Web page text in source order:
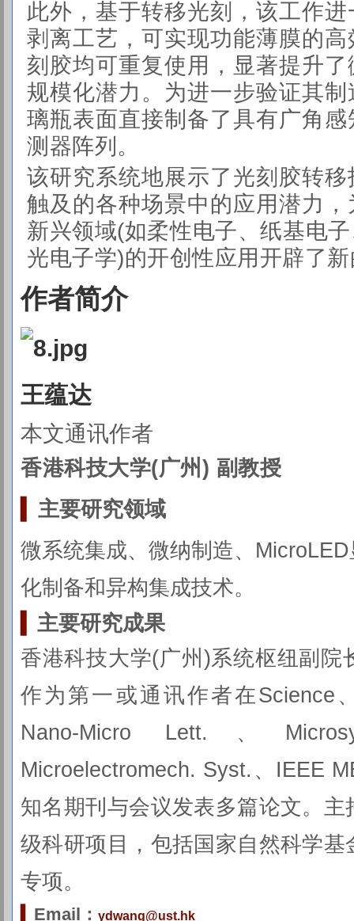
此外，基于转移光刻，该工作
剥离工艺，可实现功能薄膜的
刻胶均可重复使用，显著提升
规模化潜力。为进一步验证其
璃瓶表面直接制备了具有广角
测器阵列。
该研究系统地展示了光刻胶转
触及的各种场景中的应用潜力
新兴领域(如柔性电子、纸基电
光电子学)的开创性应用开辟了
作者简介
王蕴达
本文通讯作者
香港科技大学(广州) 副教授
主要研究领域
微系统集成、微纳制造、 MicroLED
化制备和异构集成技术。
主要研究成果
香港科技大学(广州)系统枢纽副院
作为第一或通讯作者在Science
Nano-Micro Lett.、
Microelectromech. Syst.、IEEE
知名期刊与会议发表多篇论文。
级科研项目，包括国家自然科学
专项。
Email： ydwang@ust.hk